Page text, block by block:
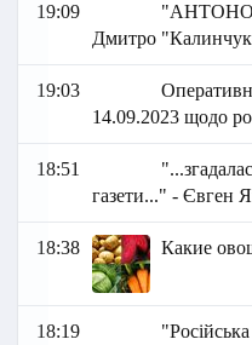
19:09
Дмитро
19:03
14.09.2023 щодо
18:51
газети..." - Євген
18:38 Какие
18:19